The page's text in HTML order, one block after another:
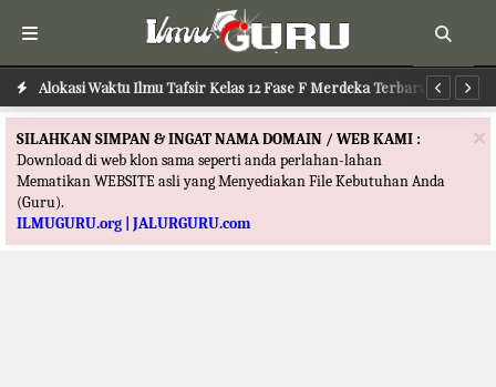
Alokasi Waktu Ilmu Tafsir Kelas 12 Fase F Merdeka Terbaru
×
SILAHKAN SIMPAN & INGAT NAMA DOMAIN / WEB KAMI :
Download di web klon sama seperti anda perlahan-lahan
Mematikan WEBSITE asli yang Menyediakan File Kebutuhan Anda
(Guru).
ILMUGURU.org | JALURGURU.com